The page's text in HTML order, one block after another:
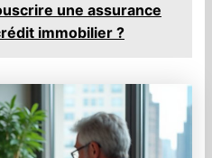
une assurance
immobilier ?